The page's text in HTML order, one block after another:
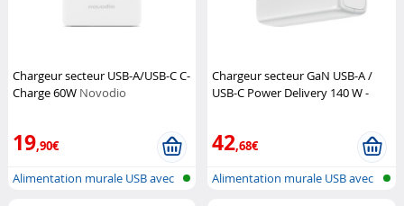
Chargeur secteur USB-A/USB-C C-
Charge 60W Novodio
19,90€
Alimentation murale USB avec
Chargeur secteur GaN USB-A /
USB-C Power Delivery 140 W -
42,68€
Alimentation murale USB avec